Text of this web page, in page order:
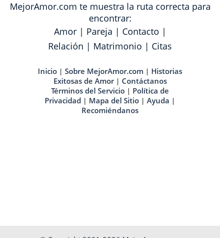
MejorAmor.com te muestra la ruta correcta para
encontrar:
Amor| Pareja | Contacto |
Relación | Matrimonio | Citas
Inicio | Sobre MejorAmor.com | Historias
Exitosas de Amor| Contáctanos
Términos del Servicio | Política de
Privacidad | Mapa del Sitio | Ayuda |
Recomiéndanos